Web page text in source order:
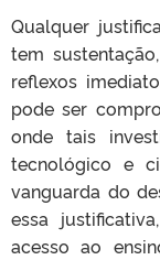
Qualquer
tem
reflexos
pode ser
onde tais
tecnológico e
vanguarda do
essa
acesso ao